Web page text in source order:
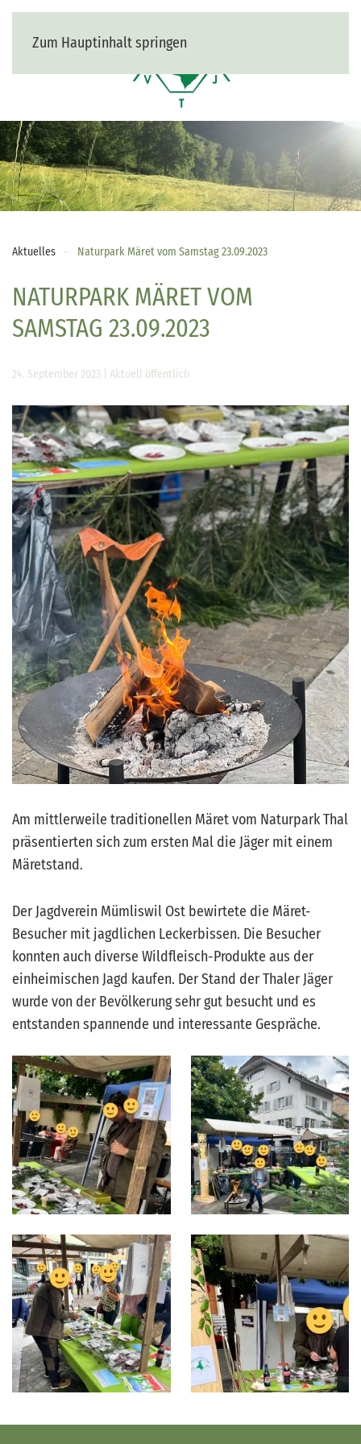
Zum Hauptinhalt springen
Aktuelles Naturpark Märet vom Samstag 23.09.2023
NATURPARK MÄRET VOM
SAMSTAG 23.09.2023
24. September 2023 Aktuell öffentlich
Am mittlerweile traditionellen Märet vom Naturpark Thal
präsentierten sich zum ersten Mal die Jäger mit einem
Märetstand.
Der Jagdverein Mümliswil Ost bewirtete die Märet-
Besucher mit jagdlichen Leckerbissen. Die Besucher
konnten auch diverse Wildfleisch-Produkte aus der
einheimischen Jagd kaufen. Der Stand der Thaler Jäger
wurde von der Bevölkerung sehr gut besucht und es
entstanden spannende und interessante Gespräche.